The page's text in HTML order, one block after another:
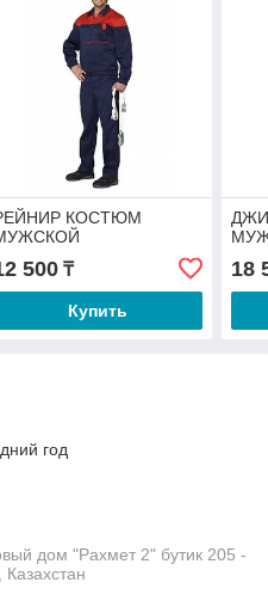
КОСТЮМ
500₸
Купить
18
год
дом "Рахмет 2" бутик 205 -